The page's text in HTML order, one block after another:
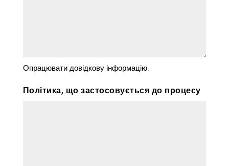
Опрацювати довідкову інформацію.
Політика, що застосовується до процесу